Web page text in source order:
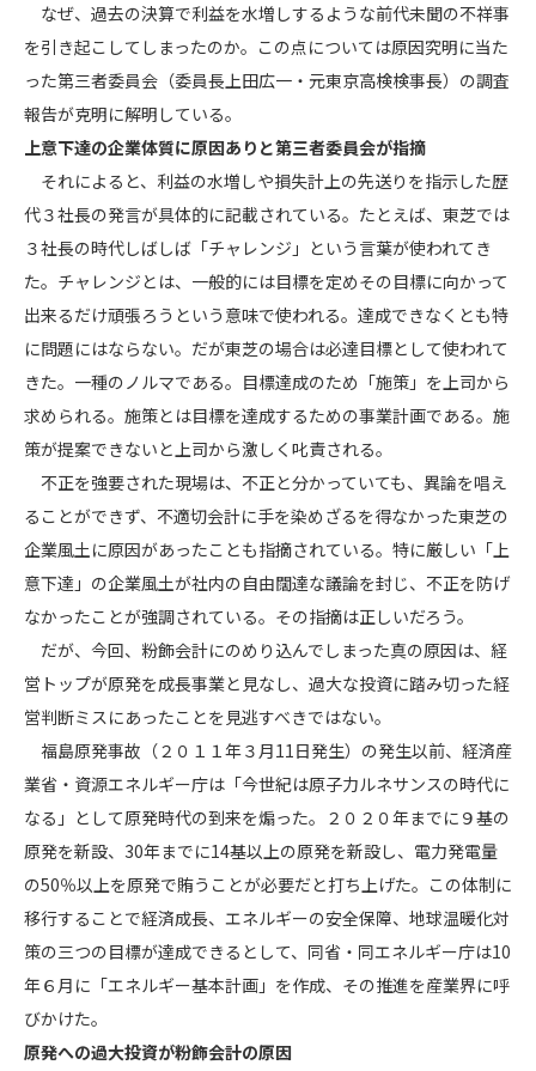
なぜ、過去の決算で利益を水増しするような前代未聞の不祥事
を引き起こしてしまったのか。この点については原因究明に当た
った第三者委員会（委員長上田広一・元東京高検検事長）の調査
報告が克明に解明している。
上意下達の企業体質に原因ありと第三者委員会が指摘
それによると、利益の水増しや損失計上の先送りを指示した歴
代３社長の発言が具体的に記載されている。たとえば、東芝では
３社長の時代しばしば「チャレンジ」という言葉が使われてき
た。チャレンジとは、一般的には目標を定めその目標に向かって
出来るだけ頑張ろうという意味で使われる。達成できなくとも特
に問題にはならない。だが東芝の場合は必達目標として使われて
きた。一種のノルマである。目標達成のため「施策」を上司から
求められる。施策とは目標を達成するための事業計画である。施
策が提案できないと上司から激しく叱責される。
不正を強要された現場は、不正と分かっていても、異論を唱え
ることができず、不適切会計に手を染めざるを得なかった東芝の
企業風土に原因があったことも指摘されている。特に厳しい「上
意下達」の企業風土が社内の自由闊達な議論を封じ、不正を防げ
なかったことが強調されている。その指摘は正しいだろう。
だが、今回、粉飾会計にのめり込んでしまった真の原因は、経
営トップが原発を成長事業と見なし、過大な投資に踏み切った経
営判断ミスにあったことを見逃すべきではない。
福島原発事故（２０１１年３月11日発生）の発生以前、経済産
業省・資源エネルギー庁は「今世紀は原子力ルネサンスの時代に
なる」として原発時代の到来を煽った。２０２０年までに９基の
原発を新設、30年までに14基以上の原発を新設し、電力発電量
の50％以上を原発で賄うことが必要だと打ち上げた。この体制に
移行することで経済成長、エネルギーの安全保障、地球温暖化対
策の三つの目標が達成できるとして、同省・同エネルギー庁は10
年６月に「エネルギー基本計画」を作成、その推進を産業界に呼
びかけた。
原発への過大投資が粉飾会計の原因